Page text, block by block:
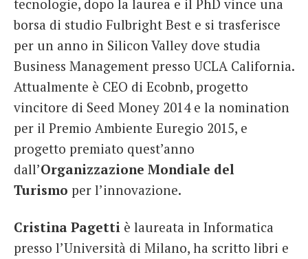
tecnologie, dopo la laurea e il PhD vince una
borsa di studio Fulbright Best e si trasferisce
per un anno in Silicon Valley dove studia
Business Management presso UCLA California.
Attualmente è CEO di Ecobnb, progetto
vincitore di Seed Money 2014 e la nomination
per il Premio Ambiente Euregio 2015, e
progetto premiato quest’anno
dall’Organizzazione Mondiale del
Turismo per l’innovazione.
Cristina Pagetti è laureata in Informatica
presso l’Università di Milano, ha scritto libri e